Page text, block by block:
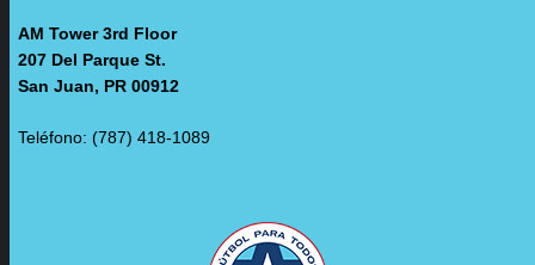
AM Tower 3rd Floor
207 Del Parque St.
San Juan, PR 00912
Teléfono: (787) 418-1089